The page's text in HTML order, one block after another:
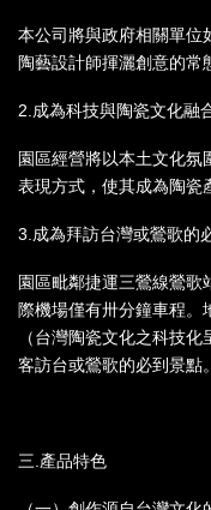
本公司將與政府相關單位
陶藝設計師揮灑創意的常
2.成為科技與陶瓷文化融
園區經營將以本土文化氛
表現方式，使其成為陶瓷
3.成為拜訪台灣或鶯歌的
園區毗鄰捷運三鶯線鶯歌
際機場僅有卅分鐘車程。
（台灣陶瓷文化之科技
客訪台或鶯歌的必到景點。
三.產品特色